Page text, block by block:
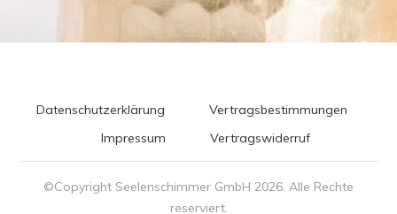
Datenschutzerklärung
Vertragsbestimmungen
Impressum
Vertragswiderruf
©Copyright Seelenschimmer GmbH 2026. Alle Rechte
reserviert.